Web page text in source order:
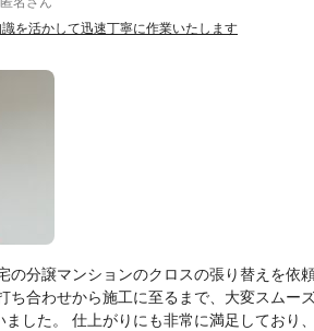
を活かして迅速丁寧に作業いたします
の分譲マンションのクロスの張り替えを依
ち合わせから施工に至るまで、大変スムー
した。 仕上がりにも非常に満足しており